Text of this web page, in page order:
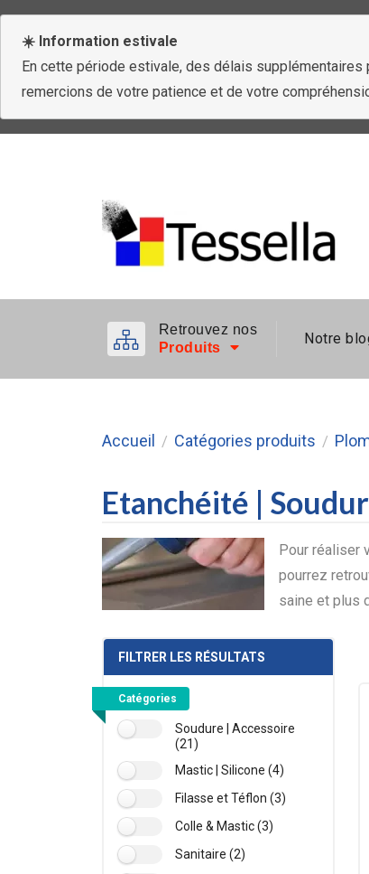
☀️ Information estivale
En cette période estivale, des délais
remercions de votre patience et de votre
Retrouvez nos
Produits
Notre
Accueil / Catégories produits /
Etanchéité |
Pour réaliser
pourrez
saine et plus
FILTRER LES RÉSULTATS
Catégories
Soudure | Accessoire
(21)
Mastic | Silicone (4)
Filasse et Téflon (3)
Colle & Mastic (3)
Sanitaire (2)